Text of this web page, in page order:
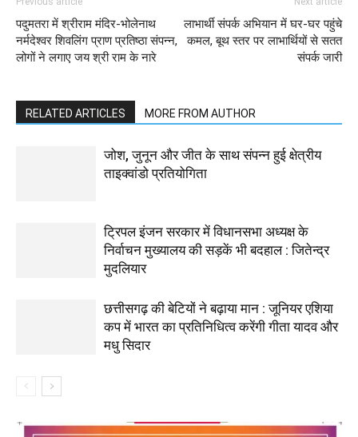
पदुमतरा में श्रीराम मंदिर-भोलेनाथ
नर्मदेश्वर शिवलिंग प्राण प्रतिष्ठा संपन्न,
लोगों ने लगाए जय श्री राम के नारे
लाभार्थी संपर्क अभियान में घर-घर पहुंचे
कमल, बूथ स्तर पर लाभार्थियों से सतत
संपर्क जारी
RELATED ARTICLES MORE FROM AUTHOR
जोश, जुनून और जीत के साथ संपन्न हुई क्षेत्रीय
ताइक्वांडो प्रतियोगिता
ट्रिपल इंजन सरकार में विधानसभा अध्यक्ष के
निर्वाचन मुख्यालय की सड़कें भी बदहाल : जितेन्द्र
मुदलियार
छत्तीसगढ़ की बेटियों ने बढ़ाया मान : जूनियर एशिया
कप में भारत का प्रतिनिधित्व करेंगी गीता यादव और
मधु सिदार